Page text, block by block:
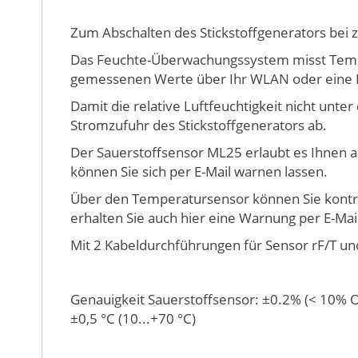
springenZum Abschalten des Stickstoffgenerators
Das Feuchte-Überwachungssystem misst
gemessenen Werte über Ihr WLAN oder
Damit die relative Luftfeuchtigkeit nicht
Stromzufuhr des Stickstoffgenerators ab.
Der Sauerstoffsensor ML25 erlaubt es Ihnen
können Sie sich per E-Mail warnen lassen.
Über den Temperatursensor können Sie
erhalten Sie auch hier eine Warnung per E-
Mit 2 Kabeldurchführungen für Sensor rF/T
Genauigkeit Sauerstoffsensor: ±0.2% (< 10%
±0,5 °C (10...+70 °C)